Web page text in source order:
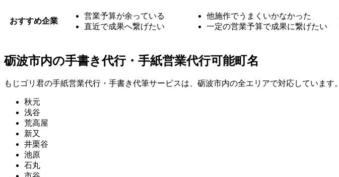
おすすめ企業
営業予算が余っている
直近で成果へ繋げたい
他施作でうまくいかなかった
一定の営業予算で成果に繋げたい
砺波市内の手書き代行・手紙営業代行可能町名
もじゴリ君の手紙営業代行・手書き代筆サービスは、砺波市内の全エリアで対応しています。
秋元
浅谷
荒高屋
新又
井栗谷
池原
石丸